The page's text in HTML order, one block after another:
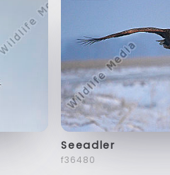
Seeadler
f36480